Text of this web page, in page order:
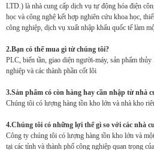
LTD.) là nhà cung cấp dịch vụ tự động hóa điện
học và công nghệ kết hợp nghiên cứu khoa học,
công nghiệp, dịch vụ xuất nhập khẩu quốc tế làm
2.Bạn có thể mua gì từ chúng tôi?
PLC, biến tần, giao diện người-máy, sản phẩm
nghiệp và các thành phần cốt lõi
3.Sản phẩm có còn hàng hay cần nhập từ nhà
Chúng tôi có lượng hàng tồn kho lớn và nhà kho
4.Chúng tôi có những lợi thế gì so với các nhà
Công ty chúng tôi có lượng hàng tồn kho lớn và
tại các tỉnh và thành phố công nghiệp quan trọng